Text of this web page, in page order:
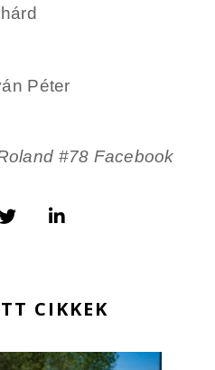
Péter
#78 Facebook
CIKKEK